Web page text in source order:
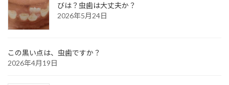
びは？虫歯は大丈夫か？
2026年5月24日
この黒い点は、虫歯ですか？
2026年4月19日